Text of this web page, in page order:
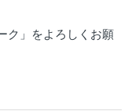
ク」をよろしくお願